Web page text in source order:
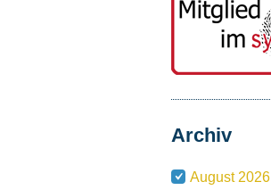
Archiv
August 2026